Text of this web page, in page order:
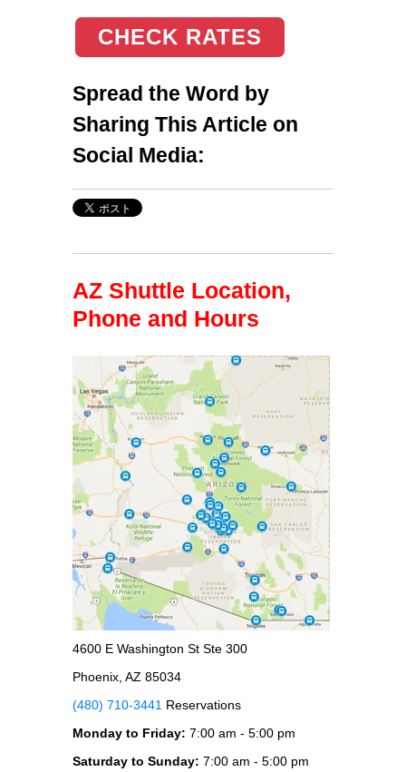
CHECK RATES
Spread the Word by
Sharing This Article on
Social Media:
AZ Shuttle Location,
Phone and Hours
4600 E Washington St Ste 300
Phoenix, AZ 85034
(480) 710-3441 Reservations
Monday to Friday: 7:00 am - 5:00 pm
Saturday to Sunday: 7:00 am - 5:00 pm